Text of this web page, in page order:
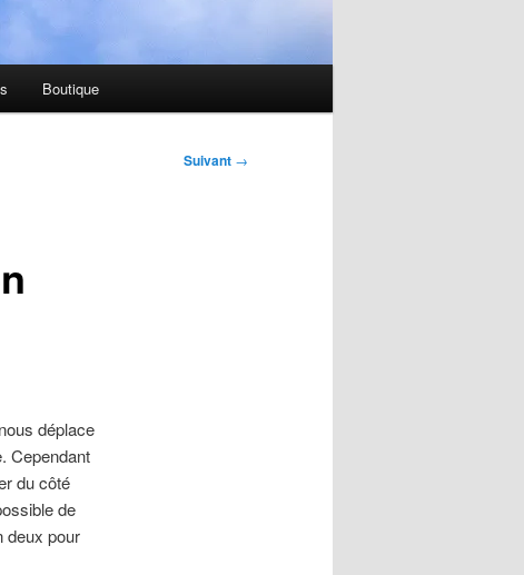
Boutique
Suivant →
déplace
Cependant
du côté
de
deux pour